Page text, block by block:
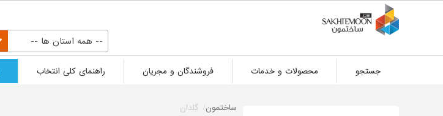
-- همه استان ها --
جستجو محصولات و خدمات فروشندگان و مجریان راهنمای کلی انتخاب
ساختمون گلدان